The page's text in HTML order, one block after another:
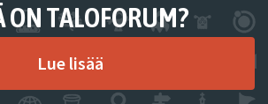
ON TALOFORUM?
Lue lisää